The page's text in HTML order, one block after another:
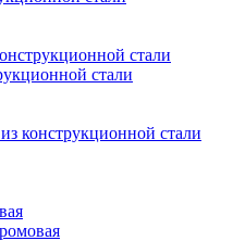
стали
стали
конструкционной стали